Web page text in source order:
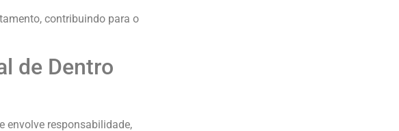
contribuindo para o
de Dentro
envolve responsabilidade,